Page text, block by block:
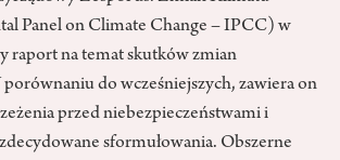
Panel on Climate Change – IPCC) w
raport na temat skutków zmian
do wcześniejszych, zawiera on
przed niebezpieczeństwami i
sformułowania. Obszerne